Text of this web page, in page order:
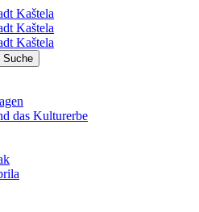
das Kulturerbe